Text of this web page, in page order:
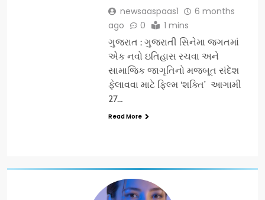
newsaaspaas1
6 months
ago
0 1 mins
ગુજરાત : ગુજરાતી સિનેમા જગતમાં
એક નવો ઇતિહાસ રચવા અને
સામાજિક જાગૃતિનો મજબૂત સંદેશ
ફેલાવવા માટે ફિલ્મ ‘શક્તિ’ આગામી
27…
Read More